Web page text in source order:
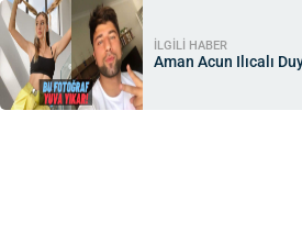
İLGİLİ HABER
Aman Acun Ilıcalı